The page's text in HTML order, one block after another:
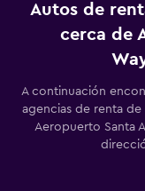
Autos de
cerca de
A continuación
agencias de renta
Aeropuerto Santa